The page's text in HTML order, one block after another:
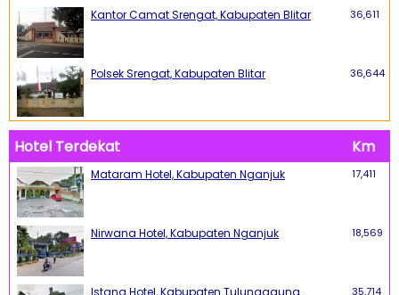
Kantor Camat Srengat, Kabupaten Blitar 36,611
Polsek Srengat, Kabupaten Blitar 36,644
Hotel Terdekat Km
Mataram Hotel, Kabupaten Nganjuk 17,411
Nirwana Hotel, Kabupaten Nganjuk 18,569
35,714